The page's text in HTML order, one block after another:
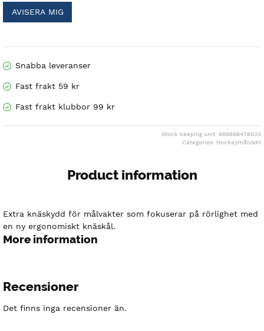
AVISERA MIG
Snabba leveranser
Fast frakt 59 kr
Fast frakt klubbor 99 kr
Stock keeping unit: 688698476033
Categories: Hockeymålvakt
Product information
Extra knäskydd för målvakter som fokuserar på rörlighet med
en ny ergonomiskt knäskål.
More information
Recensioner
Det finns inga recensioner än.